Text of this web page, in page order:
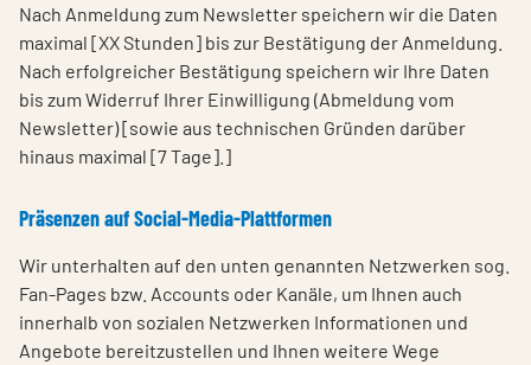
Nach Anmeldung zum Newsletter speichern wir die Daten
maximal [XX Stunden] bis zur Bestätigung der Anmeldung.
Nach erfolgreicher Bestätigung speichern wir Ihre Daten
bis zum Widerruf Ihrer Einwilligung (Abmeldung vom
Newsletter) [sowie aus technischen Gründen darüber
hinaus maximal [7 Tage].]
Präsenzen auf Social-Media-Plattformen
Wir unterhalten auf den unten genannten Netzwerken sog.
Fan-Pages bzw. Accounts oder Kanäle, um Ihnen auch
innerhalb von sozialen Netzwerken Informationen und
Angebote bereitzustellen und Ihnen weitere Wege